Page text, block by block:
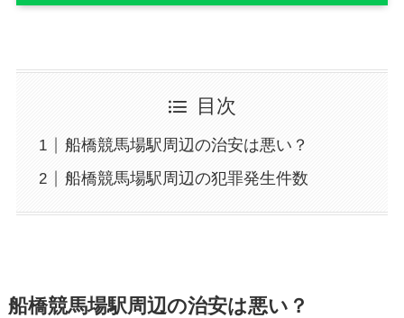
目次
船橋競馬場駅周辺の治安は悪い？
船橋競馬場駅周辺の犯罪発生件数
船橋競馬場駅周辺の治安は悪い？